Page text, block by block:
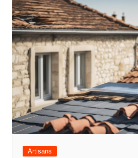
Artisans